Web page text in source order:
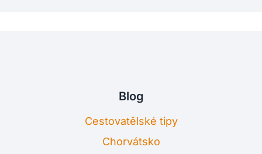
Blog
Cestovatělské tipy
Chorvátsko